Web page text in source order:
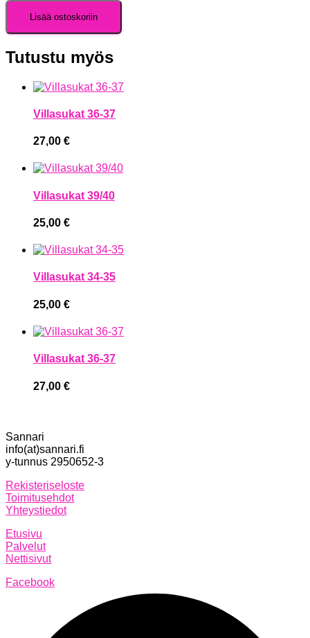
Lisää ostoskoriin
Tutustu myös
Villasukat 36-37
27,00 €
Villasukat 39/40
25,00 €
Villasukat 34-35
25,00 €
Villasukat 36-37
27,00 €
Sannari
info(at)sannari.fi
y-tunnus 2950652-3
Rekisteriseloste
Toimitusehdot
Yhteystiedot
Etusivu
Palvelut
Nettisivut
Facebook